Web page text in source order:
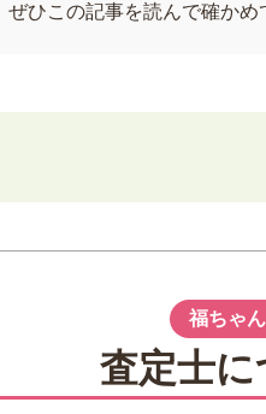
ひこの記事を読んで確かめ
ったといわれる理由
ムが落ち着いた
ンドの移り変わり
福ちゃ
査定士に